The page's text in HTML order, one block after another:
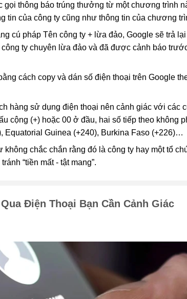
thông báo trúng thưởng từ một chương trình
tin của công ty cũng như thông tin của chương
cú pháp Tên công ty + lừa đảo, Google sẽ trả
ty chuyên lừa đảo và đã được cảnh báo
cách copy và dán số điện thoại trên Google
hàng sử dụng điện thoại nên cảnh giác với các
cộng (+) hoặc 00 ở đầu, hai số tiếp theo không
Equatorial Guinea (+240), Burkina Faso (+226)…
chắc chắn rằng đó là công ty hay một tổ
“tiền mất - tật mang”.
Điện Thoại Bạn Cần Cảnh Giác